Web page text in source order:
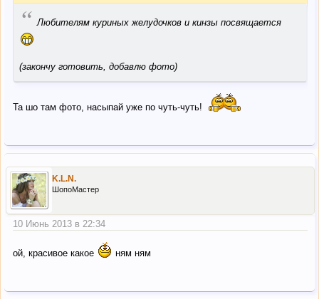
“ Любителям куриных желудочков и кинзы посвящается
(закончу готовить, добавлю фото)
Та шо там фото, насыпай уже по чуть-чуть!
K.L.N.
ШопоМастер
10 Июнь 2013 в 22:34
ой, красивое какое ням ням